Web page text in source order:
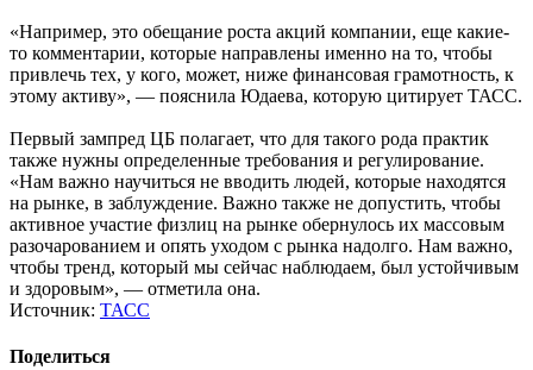
«Например, это обещание роста акций компании, еще какие-
то комментарии, которые направлены именно на то, чтобы
привлечь тех, у кого, может, ниже финансовая грамотность, к
этому активу», — пояснила Юдаева, которую цитирует ТАСС.
Первый зампред ЦБ полагает, что для такого рода практик
также нужны определенные требования и регулирование.
«Нам важно научиться не вводить людей, которые находятся
на рынке, в заблуждение. Важно также не допустить, чтобы
активное участие физлиц на рынке обернулось их массовым
разочарованием и опять уходом с рынка надолго. Нам важно,
чтобы тренд, который мы сейчас наблюдаем, был устойчивым
и здоровым», — отметила она.
Источник: ТАСС
Поделиться